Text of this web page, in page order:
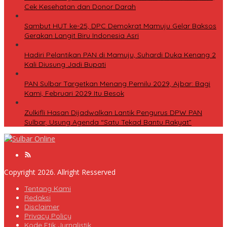
Cek Kesehatan dan Donor Darah
Sambut HUT ke-25, DPC Demokrat Mamuju Gelar Baksos
Gerakan Langit Biru Indonesia Asri
Hadiri Pelantikan PAN di Mamuju, Suhardi Duka Kenang 2
Kali Diusung Jadi Bupati
PAN Sulbar Targetkan Menang Pemilu 2029, Ajbar: Bagi
Kami, Februari 2029 Itu Besok
Zulkifli Hasan Dijadwalkan Lantik Pengurus DPW PAN
Sulbar, Usung Agenda “Satu Tekad Bantu Rakyat”
Copyright 2026. Allright Resserved
Tentang Kami
Redaksi
Disclaimer
Privacy Policy
Kode Etik Jurnalistik